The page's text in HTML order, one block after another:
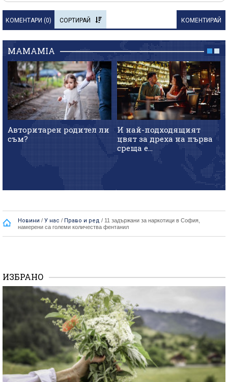
КОМЕНТАРИ (0) СОРТИРАЙ КОМЕНТИРАЙ
MAMAMIA
Авторитарен родител ли
съм?
И най-подходящият
цвят за дреха на първа
среща е...
Новини / У нас / Право и ред / 11 задържани за наркотици в София,
намерени са големи количества фентанил
ИЗБРАНО